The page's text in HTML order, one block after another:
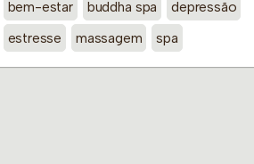
bem-estar
buddha spa
depressão
estresse
massagem spa